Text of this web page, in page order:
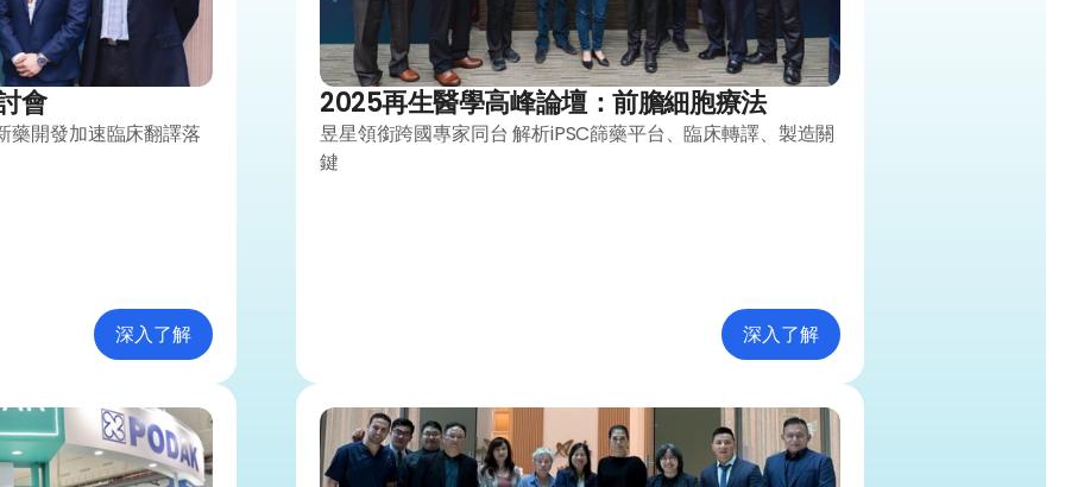
會
藥開發加速臨床翻譯落
深入了解
2025再生醫學高峰論壇：前膽細胞療法
昱星領銜跨國專家同台 解析iPSC篩藥平台、臨床轉譯、製造關
鍵
深入了解